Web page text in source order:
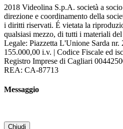
2018 Videolina S.p.A. società a
direzione e coordinamento della
i diritti riservati. É vietata la
qualsiasi mezzo, di tutti i materiali
Legale: Piazzetta L'Unione Sarda nr.
155.000,00 i.v. | Codice Fiscale ed
Registro Imprese di Cagliari
REA: CA-87713
Messaggio
Chiudi